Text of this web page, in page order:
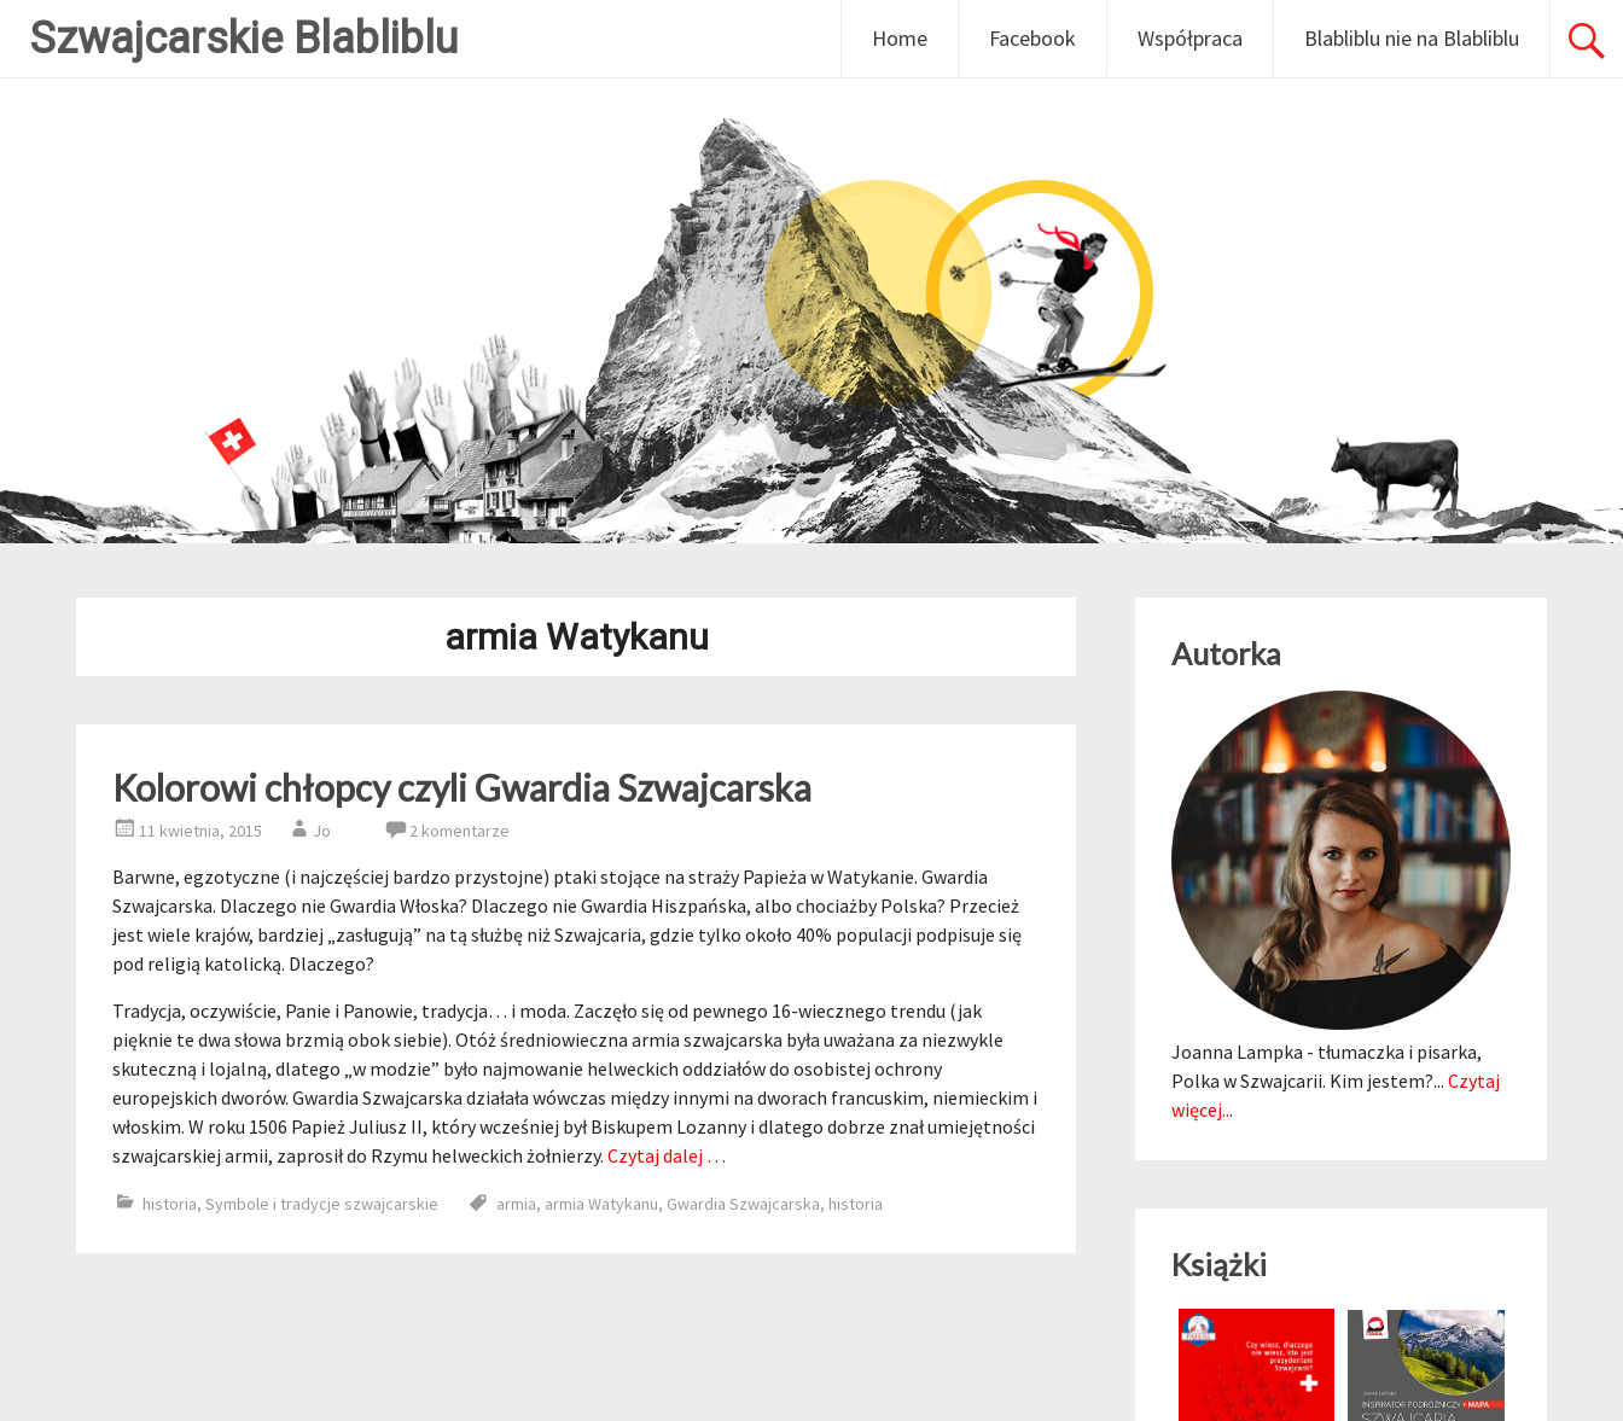
Szwajcarskie Blabliblu Home Facebook Współpraca Blabliblu nie na Blabliblu
armia Watykanu
Kolorowi chłopcy czyli Gwardia Szwajcarska
11 kwietnia, 2015 Jo 2 komentarze
Barwne, egzotyczne (i najczęściej bardzo przystojne) ptaki stojące na straży Papieża w Watykanie. Gwardia
Szwajcarska. Dlaczego nie Gwardia Włoska? Dlaczego nie Gwardia Hiszpańska, albo chociażby Polska? Przecież
jest wiele krajów, bardziej „zasługują” na tą służbę niż Szwajcaria, gdzie tylko około 40% populacji podpisuje się
pod religią katolicką. Dlaczego?
Tradycja, oczywiście, Panie i Panowie, tradycja… i moda. Zaczęło się od pewnego 16-wiecznego trendu (jak
pięknie te dwa słowa brzmią obok siebie). Otóż średniowieczna armia szwajcarska była uważana za niezwykle
skuteczną i lojalną, dlatego „w modzie” było najmowanie helweckich oddziałów do osobistej ochrony
europejskich dworów. Gwardia Szwajcarska działała wówczas między innymi na dworach francuskim, niemieckim i
włoskim. W roku 1506 Papież Juliusz II, który wcześniej był Biskupem Lozanny i dlatego dobrze znał umiejętności
szwajcarskiej armii, zaprosił do Rzymu helweckich żołnierzy. Czytaj dalej …
historia, Symbole i tradycje szwajcarskie armia, armia Watykanu, Gwardia Szwajcarska, historia
Autorka
Joanna Lampka - tłumaczka i pisarka,
Polka w Szwajcarii. Kim jestem?... Czytaj
więcej...
Książki